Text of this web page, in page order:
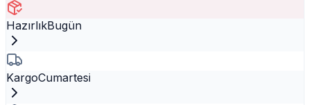
HazırlıkBugün
KargoCumartesi